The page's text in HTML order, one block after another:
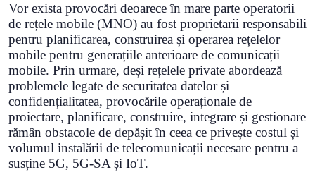
Vor exista provocări deoarece în mare parte operatorii
de rețele mobile (MNO) au fost proprietarii responsabili
pentru planificarea, construirea și operarea rețelelor
mobile pentru generațiile anterioare de comunicații
mobile. Prin urmare, deși rețelele private abordează
problemele legate de securitatea datelor și
confidențialitatea, provocările operaționale de
proiectare, planificare, construire, integrare și gestionare
rămân obstacole de depășit în ceea ce privește costul și
volumul instalării de telecomunicații necesare pentru a
susține 5G, 5G-SA și IoT.